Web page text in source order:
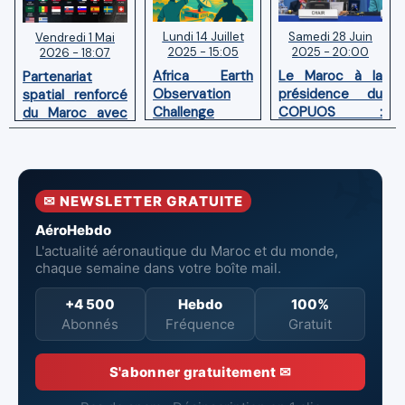
Vendredi 1 Mai
2026 - 18:07
Partenariat
spatial renforcé
du Maroc avec
l'adhésion aux
Artemis
Lundi 14 Juillet
2025 - 15:05
Africa Earth
Observation
Challenge
(AEOC) 2025:
spatiaux
entrent dans
Samedi 28 Juin
2025 - 20:00
Le Maroc à la
présidence du
COPUOS :
Impulser le
spatial en
✉ NEWSLETTER GRATUITE
AéroHebdo
L'actualité aéronautique du Maroc et du monde,
chaque semaine dans votre boîte mail.
+4 500
Abonnés
Hebdo
Fréquence
100%
Gratuit
S'abonner gratuitement ✉